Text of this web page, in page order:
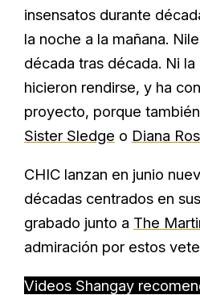
insensatos durante
la noche a la mañana.
década tras década. Ni
hicieron rendirse, y ha
proyecto, porque
Sister Sledge o Diana
CHIC lanzan en junio
décadas centrados en
grabado junto a The
admiración por estos
Videos Shangay